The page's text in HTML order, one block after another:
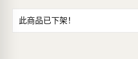
此商品已下架！